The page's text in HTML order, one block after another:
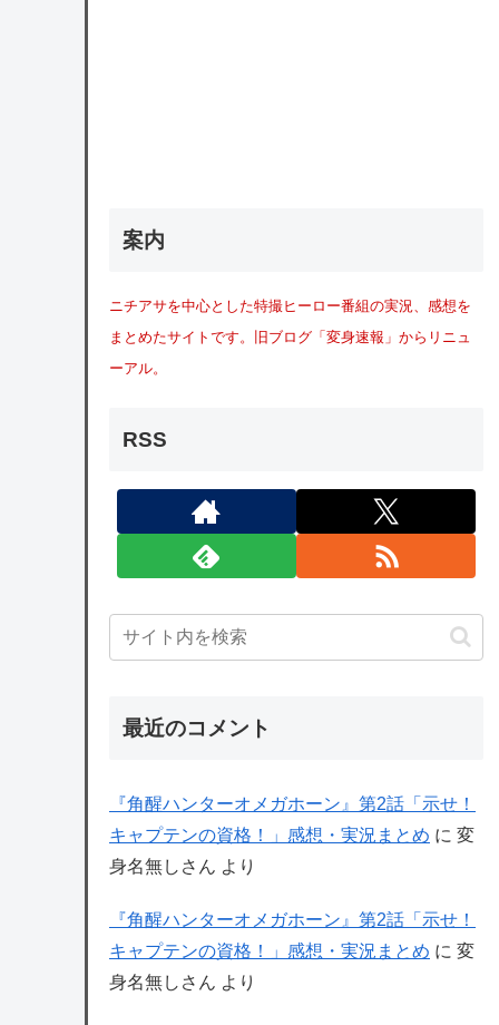
案内
ニチアサを中心とした特撮ヒーロー番組の実況、感想を
まとめたサイトです。旧ブログ「変身速報」からリニュ
ーアル。
RSS
最近のコメント
『角醒ハンターオメガホーン』第2話「示せ！
キャプテンの資格！」感想・実況まとめ に 変
身名無しさん より
『角醒ハンターオメガホーン』第2話「示せ！
キャプテンの資格！」感想・実況まとめ に 変
身名無しさん より